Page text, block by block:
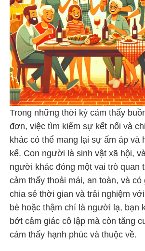
Trong những thời kỳ cảm thấy
đơn, việc tìm kiếm sự kết nối và
khác có thể mang lại sự ấm áp và
kể. Con người là sinh vật xã hội,
người khác đóng một vai trò quan
cảm thấy thoải mái, an toàn, và có
chia sẻ thời gian và trải nghiệm
bè hoặc thậm chí là người lạ, bạn
bớt cảm giác cô lập mà còn tăng
cảm thấy hạnh phúc và thuộc về.